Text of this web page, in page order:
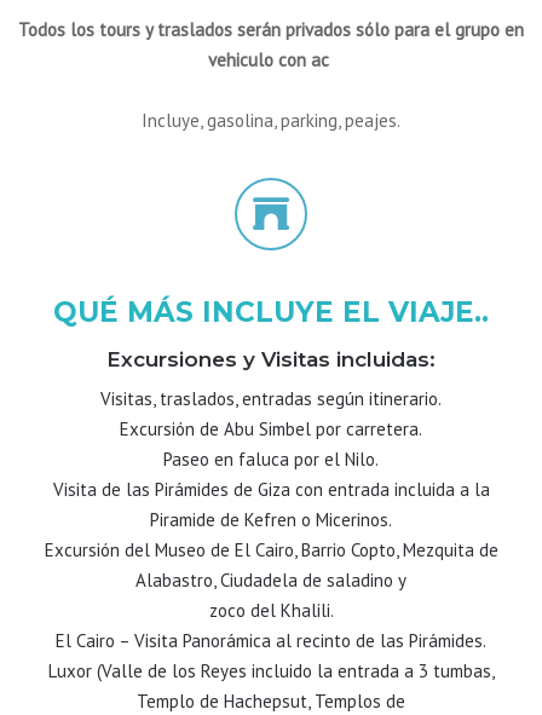
Todos los tours y traslados serán privados sólo para el grupo en
vehiculo con ac
Incluye, gasolina, parking, peajes.
QUÉ MÁS INCLUYE EL VIAJE..
Excursiones y Visitas incluidas:
Visitas, traslados, entradas según itinerario.
Excursión de Abu Simbel por carretera.
Paseo en faluca por el Nilo.
Visita de las Pirámides de Giza con entrada incluida a la
Piramide de Kefren o Micerinos.
Excursión del Museo de El Cairo, Barrio Copto, Mezquita de
Alabastro, Ciudadela de saladino y
zoco del Khalili.
El Cairo – Visita Panorámica al recinto de las Pirámides.
Luxor (Valle de los Reyes incluido la entrada a 3 tumbas,
Templo de Hachepsut, Templos de